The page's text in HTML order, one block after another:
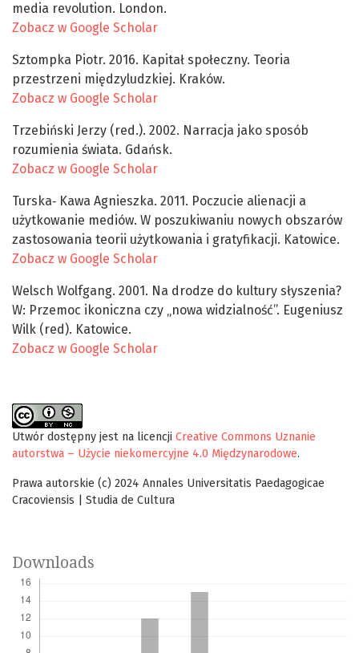
media revolution. London.
Zobacz w Google Scholar
Sztompka Piotr. 2016. Kapitał społeczny. Teoria
przestrzeni międzyludzkiej. Kraków.
Zobacz w Google Scholar
Trzebiński Jerzy (red.). 2002. Narracja jako sposób
rozumienia świata. Gdańsk.
Zobacz w Google Scholar
Turska‑ Kawa Agnieszka. 2011. Poczucie alienacji a
użytkowanie mediów. W poszukiwaniu nowych obszarów
zastosowania teorii użytkowania i gratyfikacji. Katowice.
Zobacz w Google Scholar
Welsch Wolfgang. 2001. Na drodze do kultury słyszenia?
W: Przemoc ikoniczna czy „nowa widzialność”. Eugeniusz
Wilk (red). Katowice.
Zobacz w Google Scholar
Utwór dostępny jest na licencji Creative Commons Uznanie
autorstwa – Użycie niekomercyjne 4.0 Międzynarodowe.
Prawa autorskie (c) 2024 Annales Universitatis Paedagogicae
Cracoviensis | Studia de Cultura
Downloads